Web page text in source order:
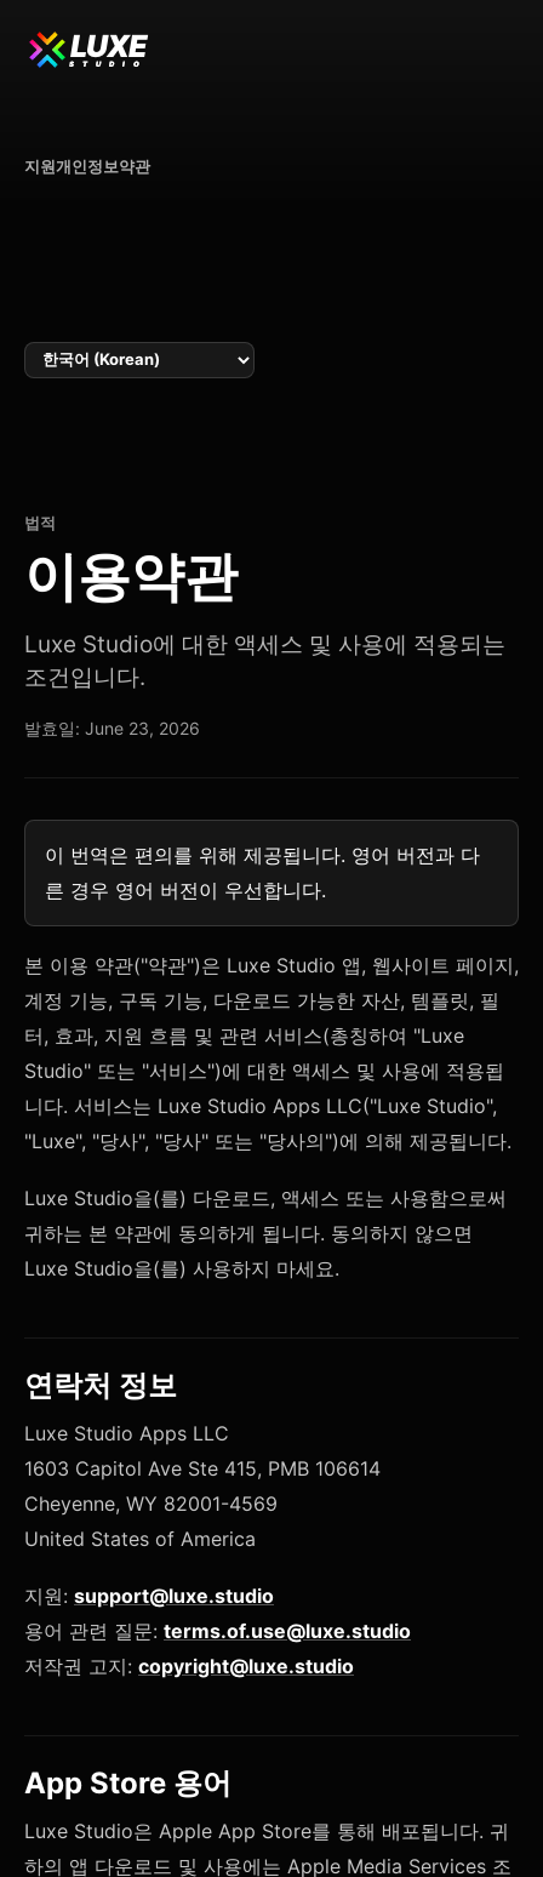
LUXE
STUDIO
지원개인정보약관
언어
법적
이용약관
Luxe Studio에 대한 액세스 및 사용에 적용되는
조건입니다.
발효일: June 23, 2026
이 번역은 편의를 위해 제공됩니다. 영어 버전과 다
른 경우 영어 버전이 우선합니다.
본 이용 약관("약관")은 Luxe Studio 앱, 웹사이트 페이지,
계정 기능, 구독 기능, 다운로드 가능한 자산, 템플릿, 필
터, 효과, 지원 흐름 및 관련 서비스(총칭하여 "Luxe
Studio" 또는 "서비스")에 대한 액세스 및 사용에 적용됩
니다. 서비스는 Luxe Studio Apps LLC("Luxe Studio",
"Luxe", "당사", "당사" 또는 "당사의")에 의해 제공됩니다.
Luxe Studio을(를) 다운로드, 액세스 또는 사용함으로써
귀하는 본 약관에 동의하게 됩니다. 동의하지 않으면
Luxe Studio을(를) 사용하지 마세요.
연락처 정보
Luxe Studio Apps LLC
1603 Capitol Ave Ste 415, PMB 106614
Cheyenne, WY 82001-4569
United States of America
지원: support@luxe.studio
용어 관련 질문: terms.of.use@luxe.studio
저작권 고지: copyright@luxe.studio
App Store 용어
Luxe Studio은 Apple App Store를 통해 배포됩니다. 귀
하의 앱 다운로드 및 사용에는 Apple Media Services 조